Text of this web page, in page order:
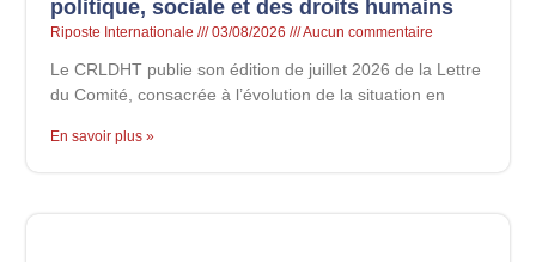
politique, sociale et des droits humains
Riposte Internationale 03/08/2026 Aucun commentaire
Le CRLDHT publie son édition de juillet 2026 de la Lettre
du Comité, consacrée à l’évolution de la situation en
En savoir plus »